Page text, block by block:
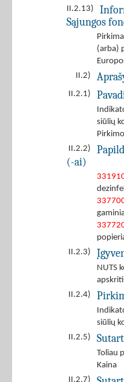
II.2.13)
Sąjungos
(arba)
II.2)
II.2.1)
siūlių
II.2.2)
(-ai)
II.2.3)
NUTS
II.2.4)
siūlių
II.2.5)
Toliau
Kaina
II.2.7)